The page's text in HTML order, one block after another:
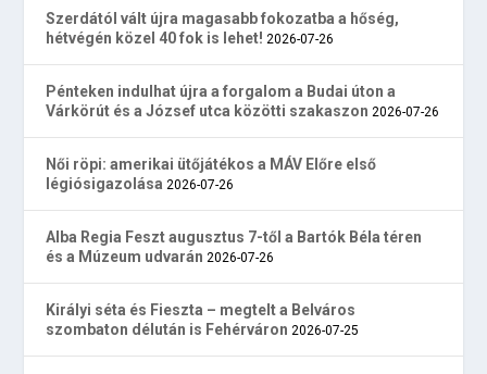
Szerdától vált újra magasabb fokozatba a hőség,
hétvégén közel 40 fok is lehet! 2026-07-26
Pénteken indulhat újra a forgalom a Budai úton a
Várkörút és a József utca közötti szakaszon 2026-07-26
Női röpi: amerikai ütőjátékos a MÁV Előre első
légiósigazolása 2026-07-26
Alba Regia Feszt augusztus 7-től a Bartók Béla téren
és a Múzeum udvarán 2026-07-26
Királyi séta és Fieszta – megtelt a Belváros
szombaton délután is Fehérváron 2026-07-25